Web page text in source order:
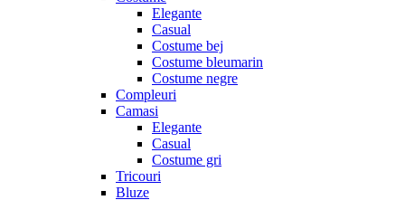
Elegante
Casual
Costume bej
Costume bleumarin
Costume negre
Compleuri
Camasi
Elegante
Casual
Costume gri
Tricouri
Bluze